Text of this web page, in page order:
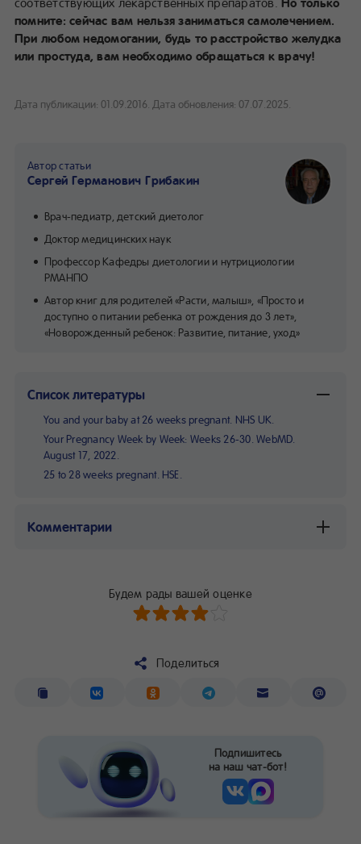
помните: сейчас вам нельзя заниматься самолечением.
При любом недомогании, будь то расстройство желудка
или простуда, вам необходимо обращаться к врачу!
Дата публикации: 01.09.2016. Дата обновления: 07.07.2025.
Автор статьи
Сергей Германович Грибакин
Врач-педиатр, детский диетолог
Доктор медицинских наук
Профессор Кафедры диетологии и нутрициологии
РМАНПО
Автор книг для родителей «Расти, малыш», «Просто и
доступно о питании ребенка от рождения до 3 лет»,
«Новорожденный ребенок: Развитие, питание, уход»
Список литературы
You and your baby at 26 weeks pregnant. NHS UK.
Your Pregnancy Week by Week: Weeks 26-30. WebMD.
August 17, 2022.
25 to 28 weeks pregnant. HSE.
Комментарии
Будем рады вашей оценке
Поделиться
Подпишитесь
на наш чат-бот!